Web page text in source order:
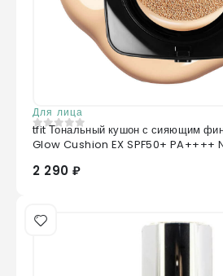
Для лица
0 из 5
tfit Тональный кушон с сияющим
Glow Cushion EX SPF50+ PA++++
2 290 ₽